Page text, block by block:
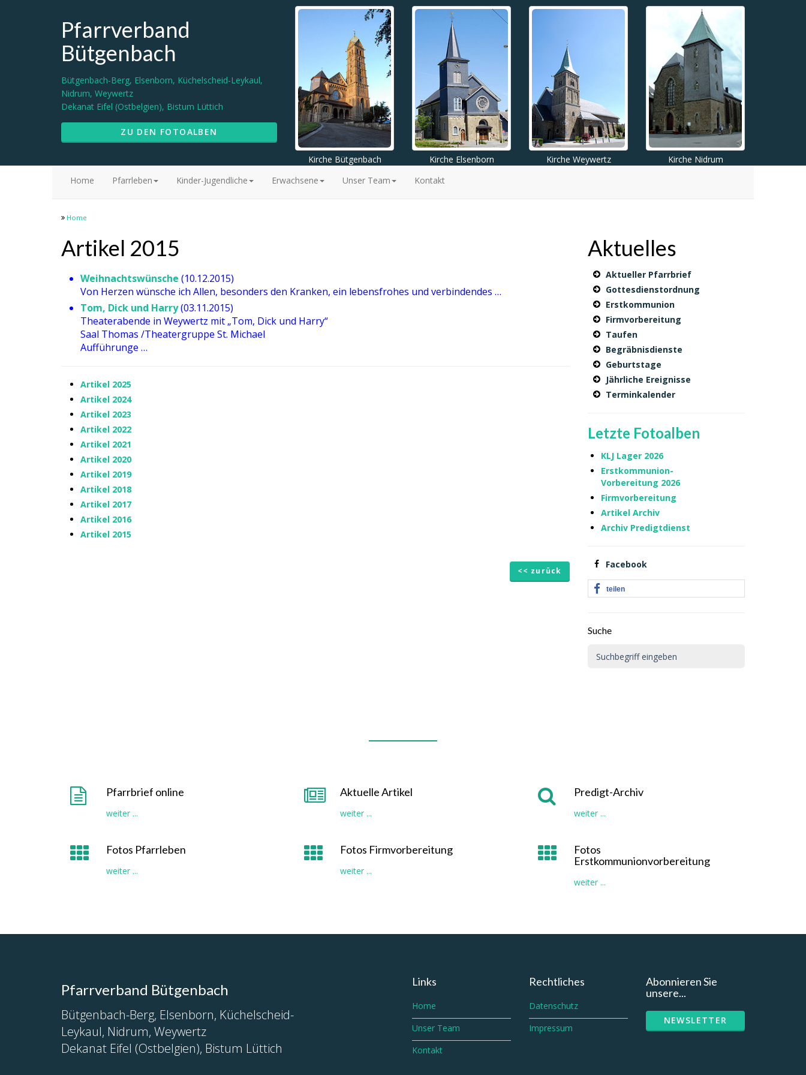
Pfarrverband
Bütgenbach
Bütgenbach-Berg, Elsenborn, Küchelscheid-Leykaul,
Nidrum, Weywertz
Dekanat Eifel (Ostbelgien), Bistum Lüttich
ZU DEN FOTOALBEN
Kirche Bütgenbach Kirche Elsenborn Kirche Weywertz
Kirche Nidrum
Home
Pfarrleben Kinder-Jugendliche Erwachsene Unser Team Kontakt
Home
Artikel 2015
Weihnachtswünsche (10.12.2015)
Von Herzen wünsche ich Allen, besonders den Kranken, ein lebensfrohes und verbindendes …
Tom, Dick und Harry(03.11.2015)
Theaterabende in Weywertz mit „Tom, Dick und Harry“
Saal Thomas /Theatergruppe St. Michael
Aufführunge …
Artikel 2025
Artikel 2024
Artikel 2023
Artikel 2022
Artikel 2021
Artikel 2020
Artikel 2019
Artikel 2018
Artikel 2017
Artikel 2016
Artikel 2015
<< zurück
Aktuelles
Aktueller Pfarrbrief
Gottesdienstordnung
Erstkommunion
Firmvorbereitung
Taufen
Begräbnisdienste
Geburtstage
Jährliche Ereignisse
Terminkalender
Letzte Fotoalben
KLJ Lager 2026
Erstkommunion-
Vorbereitung 2026
Firmvorbereitung
Artikel Archiv
Archiv Predigtdienst
Facebook
teilen
Suche
Pfarrbrief online
weiter ...
Aktuelle Artikel
weiter ...
Predigt-Archiv
weiter ...
Fotos Pfarrleben
weiter ...
Fotos Firmvorbereitung
weiter ...
Fotos
Erstkommunionvorbereitung
weiter ...
Pfarrverband Bütgenbach
Bütgenbach-Berg, Elsenborn, Küchelscheid-
Leykaul, Nidrum, Weywertz
Dekanat Eifel (Ostbelgien), Bistum Lüttich
Links
Home
Unser Team
Kontakt
Rechtliches
Datenschutz
Impressum
Abonnieren Sie
unsere...
NEWSLETTER